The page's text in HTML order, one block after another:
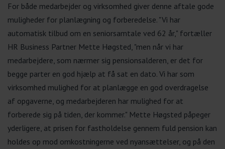
For både medarbejder og virksomhed giver denne aftale gode
muligheder for planlægning og forberedelse. "Vi har
automatisk tilbud om en seniorsamtale ved 62 år," fortæller
HR Business Partner Mette Høgsted, "men når vi har
medarbejdere, som nærmer sig pensionsalderen, er det for
begge parter en god hjælp at få sat en dato. Vi har som
virksomhed mulighed for at planlægge en god overdragelse
af opgaverne, og medarbejderen har mulighed for at
forberede sig på tiden, der kommer." Mette Høgsted påpeger
yderligere, at prisen for fastholdelse gennem fuld pension kan
holdes op mod omkostningerne ved nyansættelser, og på den